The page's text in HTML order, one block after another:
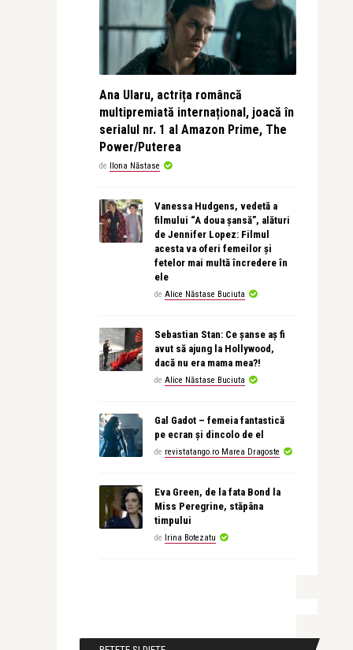
Ana Ularu, actrița româncă
multipremiată internațional, joacă în
serialul nr. 1 al Amazon Prime, The
Power/Puterea
de Ilona Năstase
Vanessa Hudgens, vedetă a
filmului “A doua șansă”, alături
de Jennifer Lopez: Filmul
acesta va oferi femeilor și
fetelor mai multă încredere în
ele
de Alice Năstase Buciuta
Sebastian Stan: Ce șanse aș fi
avut să ajung la Hollywood,
dacă nu era mama mea?!
de Alice Năstase Buciuta
Gal Gadot – femeia fantastică
pe ecran și dincolo de el
de revistatango.ro Marea Dragoste
Eva Green, de la fata Bond la
Miss Peregrine, stăpâna
timpului
de Irina Botezatu